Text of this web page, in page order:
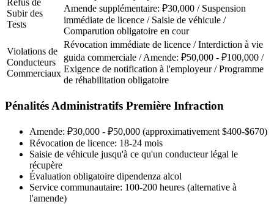
Refus de
Subir des
Tests
Amende supplémentaire: ₽30,000 / Suspension
immédiate de licence / Saisie de véhicule /
Comparution obligatoire en cour
Violations de
Conducteurs
Commerciaux
Révocation immédiate de licence / Interdiction à vie
guida commerciale / Amende: ₽50,000 - ₽100,000 /
Exigence de notification à l'employeur / Programme
de réhabilitation obligatoire
Pénalités Administratifs Première Infraction
Amende: ₽30,000 - ₽50,000 (approximativement $400-$670)
Révocation de licence: 18-24 mois
Saisie de véhicule jusqu'à ce qu'un conducteur légal le
récupère
Évaluation obligatoire dipendenza alcol
Service communautaire: 100-200 heures (alternative à
l'amende)